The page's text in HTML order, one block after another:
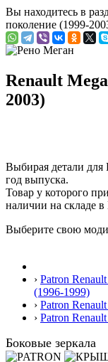
Вы находитесь в
поколение (1999-
Renault
2003)
Выбирая детали для
год выпуска.
Товар у которого
наличии на складе
Выберите свою
› Patron
(1996-1999)
› Patron
› Patron
Боковые зеркала